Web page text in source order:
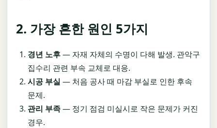
2. 가장 흔한 원인 5가지
경년 노후— 자재 자체의 수명이 다해 발생. 관악구
집수리 관련 부속 교체로 대응.
시공 부실 — 처음 공사 때 마감 부실로 인한 후속
문제.
관리 부족— 정기 점검 미실시로 작은 문제가 커진
경우.